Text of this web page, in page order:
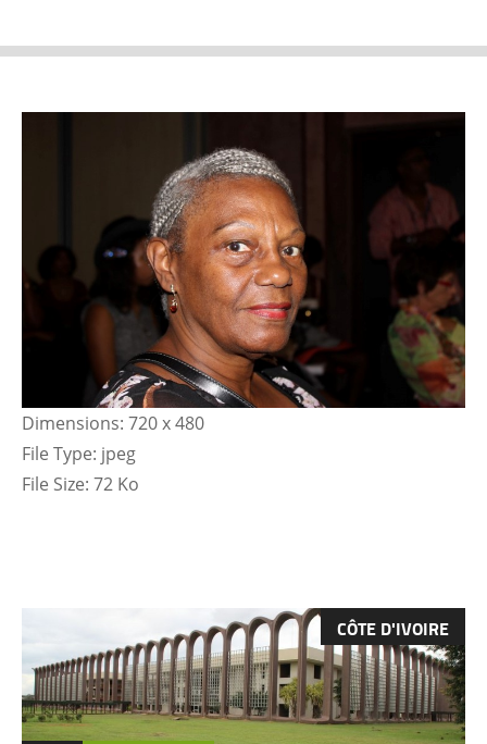
Dimensions: 720 x 480
File Type: jpeg
File Size: 72 Ko
CÔTE D'IVOIRE